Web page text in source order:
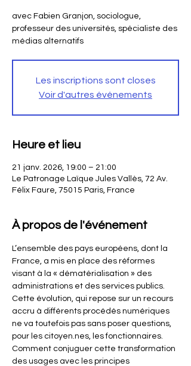
avec Fabien Granjon, sociologue,
professeur des universités, spécialiste des
médias alternatifs
Les inscriptions sont closes
Voir d'autres événements
Heure et lieu
21 janv. 2026, 19:00 – 21:00
Le Patronage Laïque Jules Vallès, 72 Av.
Félix Faure, 75015 Paris, France
À propos de l'événement
L’ensemble des pays européens, dont la
France, a mis en place des réformes
visant à la « dématérialisation » des
administrations et des services publics.
Cette évolution, qui repose sur un recours
accru à différents procédés numériques
ne va toutefois pas sans poser questions,
pour les citoyen.nes, les fonctionnaires.
Comment conjuguer cette transformation
des usages avec les principes